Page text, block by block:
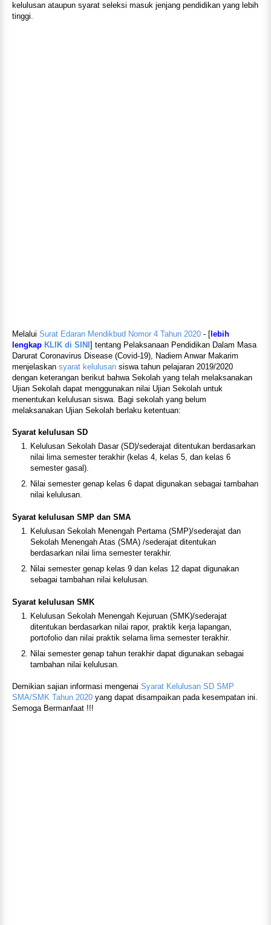
kelulusan ataupun syarat seleksi masuk jenjang pendidikan yang lebih
tinggi.
Melalui Surat Edaran Mendikbud Nomor 4 Tahun 2020 - [ lebih
lengkap KLIK di SINI ] tentang Pelaksanaan Pendidikan Dalam Masa
Darurat Coronavirus Disease (Covid-19), Nadiem Anwar Makarim
menjelaskan syarat kelulusan siswa tahun pelajaran 2019/2020
dengan keterangan berikut bahwa Sekolah yang telah melaksanakan
Ujian Sekolah dapat menggunakan nilai Ujian Sekolah untuk
menentukan kelulusan siswa. Bagi sekolah yang belum
melaksanakan Ujian Sekolah berlaku ketentuan:
Syarat kelulusan SD
Kelulusan Sekolah Dasar (SD)/sederajat ditentukan berdasarkan
nilai lima semester terakhir (kelas 4, kelas 5, dan kelas 6
semester gasal).
Nilai semester genap kelas 6 dapat digunakan sebagai tambahan
nilai kelulusan.
Syarat kelulusan SMP dan SMA
Kelulusan Sekolah Menengah Pertama (SMP)/sederajat dan
Sekolah Menengah Atas (SMA) /sederajat ditentukan
berdasarkan nilai lima semester terakhir.
Nilai semester genap kelas 9 dan kelas 12 dapat digunakan
sebagai tambahan nilai kelulusan.
Syarat kelulusan SMK
Kelulusan Sekolah Menengah Kejuruan (SMK)/sederajat
ditentukan berdasarkan nilai rapor, praktik kerja lapangan,
portofolio dan nilai praktik selama lima semester terakhir.
Nilai semester genap tahun terakhir dapat digunakan sebagai
tambahan nilai kelulusan.
Demikian sajian informasi mengenai Syarat Kelulusan SD SMP
SMA/SMK Tahun 2020 yang dapat disampaikan pada kesempatan ini.
Semoga Bermanfaat !!!